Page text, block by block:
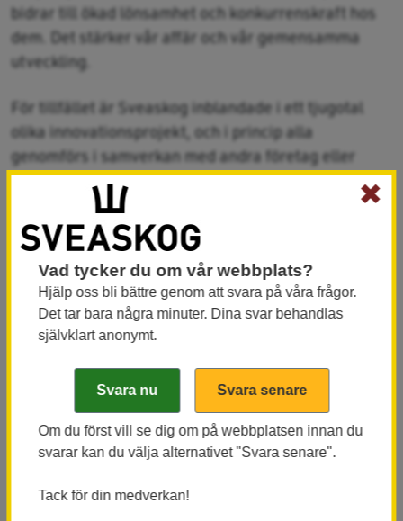
bidrar till ökad lönsamhet och konkurrenskraft hos
dem. Det stärker vår affär och vår gemensamma
utveckling.
För tillfället är Sveaskog inblandade i ett tjugotal
olika innovationsprojekt, och i princip alla
genomförs i samverkan med andra företag eller
organisationer. Ett gott exempel är 3D-printning av
biokompositer med BLB Industries.
– När vi samarbetar med andra får vi tillgång till fler
resurser i form av laboratorier, pilotutrustning och
specialistkompetens, något som gör det möjligt för
oss att genomföra projekt där vi inte själva har alla
resurser som behövs, säger Ann-Britt Edfast.
3D-printning av biokompositer
Euro-pallar har varit det främsta sättet för företag
att skicka varor, men för att skicka udda varor som
specialemballage. Tidigare har det fått byggas för
✖
Vad tycker du om vår webbplats?
Hjälp oss bli bättre genom att svara på våra frågor.
Det tar bara några minuter. Dina svar behandlas
självklart anonymt.
Om du först vill se dig om på webbplatsen innan du
svarar kan du välja alternativet "Svara senare".
Tack för din medverkan!